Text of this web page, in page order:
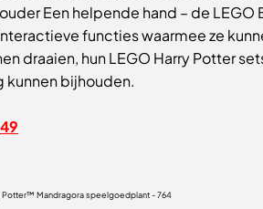
Een helpende hand – de
functies waarmee ze
draaien, hun LEGO Harry Potter
kunnen bijhouden.
Potter™ Mandragora speelgoedplant - 764